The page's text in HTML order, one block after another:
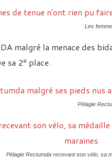
Les
malgré la menace des
sa 2e place.
Pélagie
Pélagie Rectumda recevant son vélo, sa